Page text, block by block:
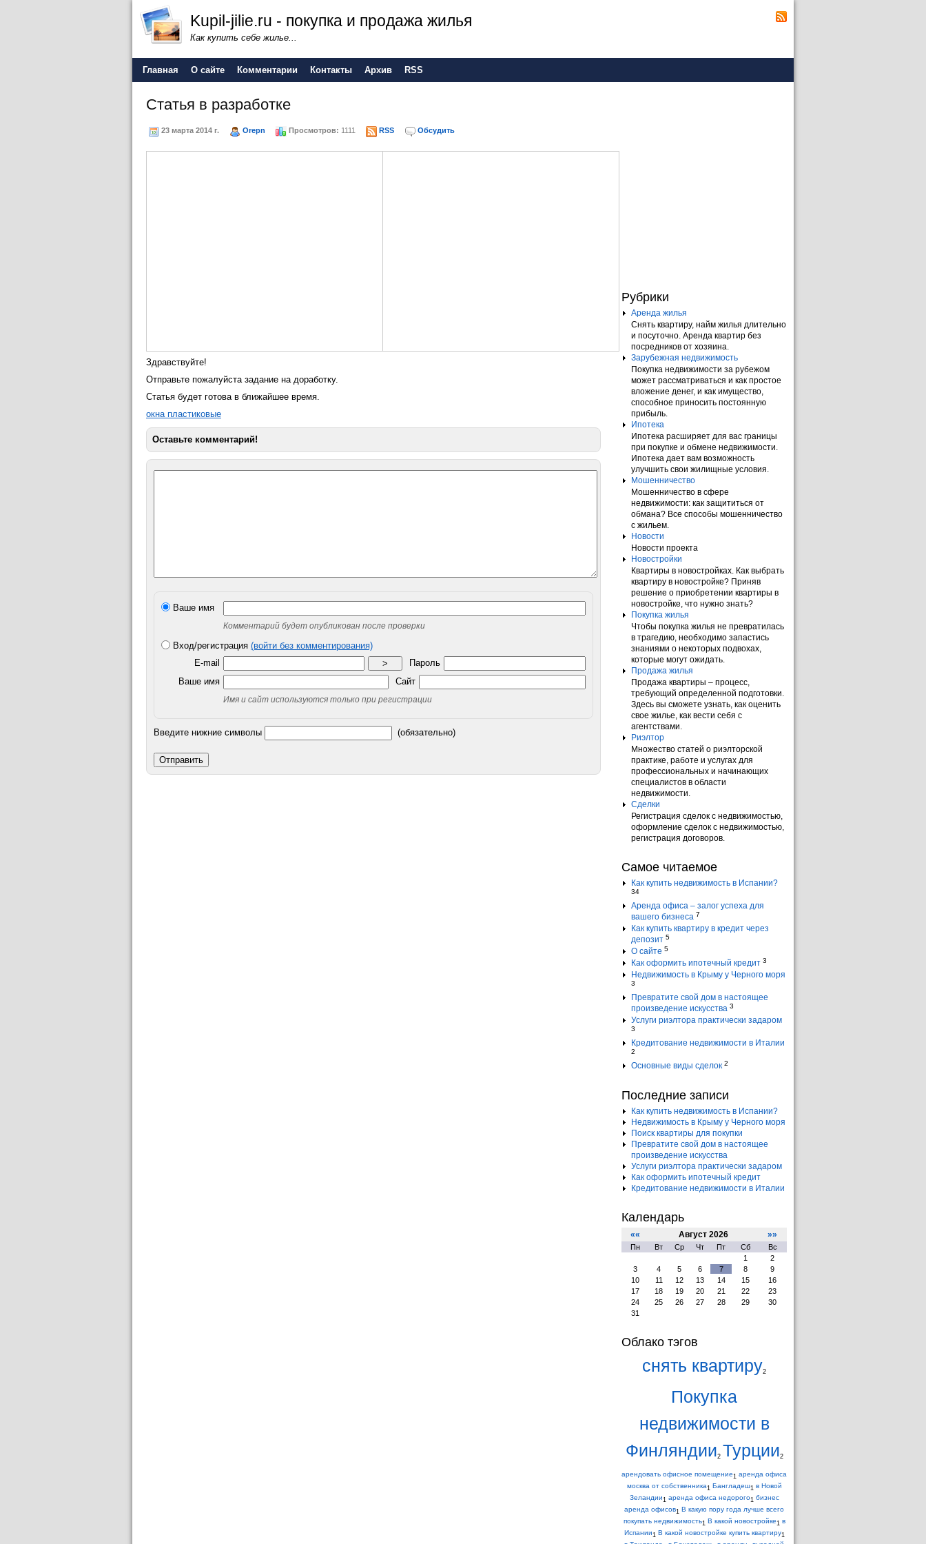
Kupil-jilie.ru - покупка и продажа жилья
Как купить себе жилье...
Главная О сайте Комментарии Контакты Архив RSS
Статья в разработке
23 марта 2014 г. Orepn Просмотров: 1111 RSS Обсудить
Здравствуйте!
Отправьте пожалуйста задание на доработку.
Статья будет готова в ближайшее время.
окна пластиковые
Оставьте комментарий!
Ваше имя
Комментарий будет опубликован после проверки
Вход/регистрация (войти без комментирования)
E-mail
>
Пароль
Ваше имя
Сайт
Имя и сайт используются только при регистрации
Введите нижние символы (обязательно)
Отправить
Рубрики
Аренда жилья
Снять квартиру, найм жилья длительно
и посуточно. Аренда квартир без
посредников от хозяина.
Зарубежная недвижимость
Покупка недвижимости за рубежом
может рассматриваться и как простое
вложение денег, и как имущество,
способное приносить постоянную
прибыль.
Ипотека
Ипотека расширяет для вас границы
при покупке и обмене недвижимости.
Ипотека дает вам возможность
улучшить свои жилищные условия.
Мошенничество
Мошенничество в сфере
недвижимости: как защититься от
обмана? Все способы мошенничество
с жильем.
Новости
Новости проекта
Новостройки
Квартиры в новостройках. Как выбрать
квартиру в новостройке? Приняв
решение о приобретении квартиры в
новостройке, что нужно знать?
Покупка жилья
Чтобы покупка жилья не превратилась
в трагедию, необходимо запастись
знаниями о некоторых подвохах,
которые могут ожидать.
Продажа жилья
Продажа квартиры – процесс,
требующий определенной подготовки.
Здесь вы сможете узнать, как оценить
свое жилье, как вести себя с
агентствами.
Риэлтор
Множество статей о риэлторской
практике, работе и услугах для
профессиональных и начинающих
специалистов в области
недвижимости.
Сделки
Регистрация сделок с недвижимостью,
оформление сделок с недвижимостью,
регистрация договоров.
Самое читаемое
Как купить недвижимость в Испании?
34
Аренда офиса – залог успеха для
вашего бизнеса 7
Как купить квартиру в кредит через
депозит 5
О сайте 5
Как оформить ипотечный кредит 3
Недвижимость в Крыму у Черного моря
3
Превратите свой дом в настоящее
произведение искусства 3
Услуги риэлтора практически задаром
3
Кредитование недвижимости в Италии
2
Основные виды сделок 2
Последние записи
Как купить недвижимость в Испании?
Недвижимость в Крыму у Черного моря
Поиск квартиры для покупки
Превратите свой дом в настоящее
произведение искусства
Услуги риэлтора практически задаром
Как оформить ипотечный кредит
Кредитование недвижимости в Италии
Календарь
«« Август 2026 »»
Пн Вт Ср Чт Пт Сб
Вс
1
2
3
4 5 6 7 8
9
10
11 12 13 14 15
16
17
18 19 20 21 22
23
24
25 26 27 28 29
30
31
Облако тэгов
снять квартиру2
Покупка
недвижимости в
Финляндии2 Турции2
арендовать офисное помещение1 аренда офиса
москва от собственника1 Бангладеш1 в Новой
Зеландии1 аренда офиса недорого1 бизнес
аренда офисов1 В какую пору года лучше всего
покупать недвижимость1 В какой новостройке1 в
Испании1 В какой новостройке купить квартиру1